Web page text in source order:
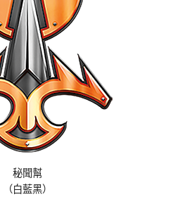
秘聞幫
（白藍黑）